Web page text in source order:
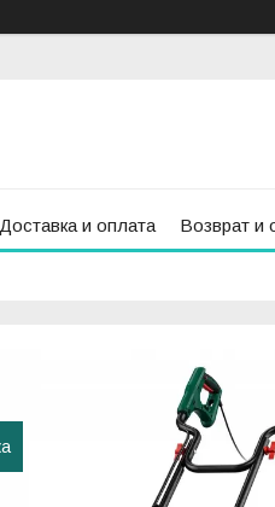
Доставка и оплата Возврат и